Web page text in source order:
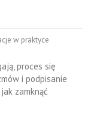
w praktyce
proces się
i podpisanie
zamknąć